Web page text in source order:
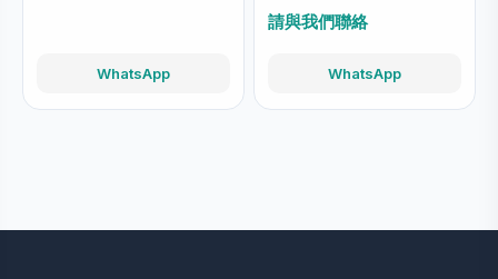
WhatsApp
請與我們聯絡
WhatsApp